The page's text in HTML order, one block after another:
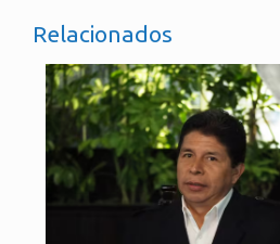
Relacionados